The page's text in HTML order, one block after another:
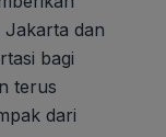
Jakarta dan
bagi
terus
dari